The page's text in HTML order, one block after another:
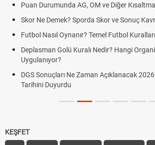
Puan Durumunda AG, OM ve Diğer
Skor Ne Demek? Sporda Skor ve Sonuç
Futbol Nasıl Oynanır? Temel Futbol Kuralları
Deplasman Golü Kuralı Nedir? Hangi
Uygulanıyor?
DGS Sonuçları Ne Zaman Açıklanacak
Tarihini Duyurdu
KEŞFET